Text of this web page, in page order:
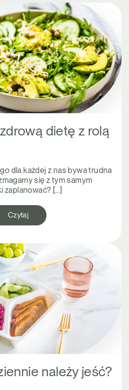
dietę z rolą
dla każdej z nas bywa trudna
się z tym samym
zaplanować? […]
Czytaj
należy jeść?